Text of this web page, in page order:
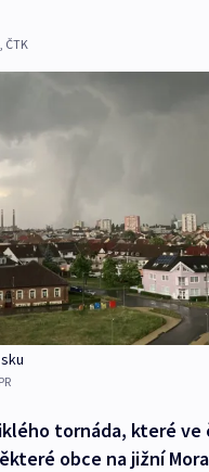
, ČTK
tornáda, které
obce na jižní